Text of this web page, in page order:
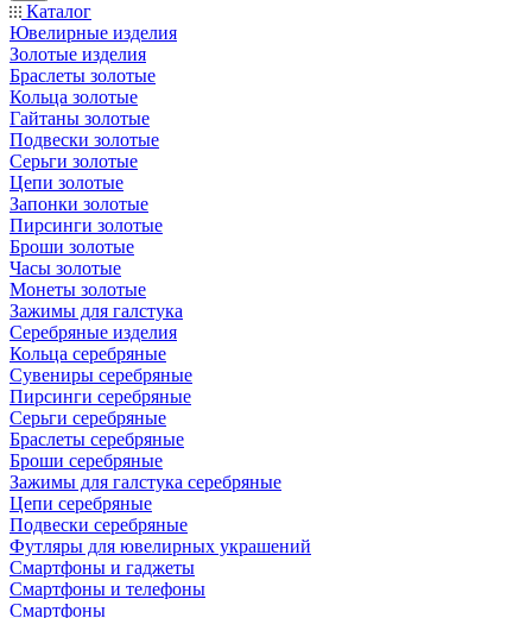
Каталог
Ювелирные изделия
Золотые изделия
Браслеты золотые
Кольца золотые
Гайтаны золотые
Подвески золотые
Серьги золотые
Цепи золотые
Запонки золотые
Пирсинги золотые
Броши золотые
Часы золотые
Монеты золотые
Зажимы для галстука
Серебряные изделия
Кольца серебряные
Сувениры серебряные
Пирсинги серебряные
Серьги серебряные
Браслеты серебряные
Броши серебряные
Зажимы для галстука серебряные
Цепи серебряные
Подвески серебряные
Футляры для ювелирных украшений
Смартфоны и гаджеты
Смартфоны и телефоны
Смартфоны